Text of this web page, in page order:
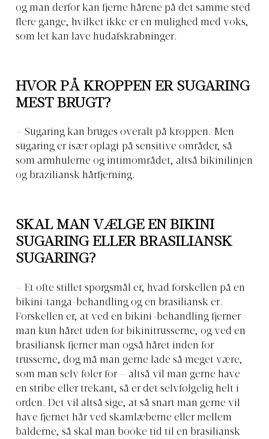
og man derfor kan fjerne hårene på det samme sted
flere gange, hvilket ikke er en mulighed med voks,
som let kan lave hudafskrabninger.
HVOR PÅ KROPPEN ER SUGARING
MEST BRUGT?
– Sugaring kan bruges overalt på kroppen. Men
sugaring er især oplagt på sensitive områder, så
som armhulerne og intimområdet, altså bikinilinjen
og braziliansk hårfjerning.
SKAL MAN VÆLGE EN BIKINI
SUGARING ELLER BRASILIANSK
SUGARING?
– Et ofte stillet spørgsmål er, hvad forskellen på en
bikini/tanga-behandling og en brasiliansk er.
Forskellen er, at ved en bikini-behandling fjerner
man kun håret uden for bikinitrusserne, og ved en
brasiliansk fjerner man også håret inden for
trusserne, dog må man gerne lade så meget være,
som man selv føler for – altså vil man gerne have
en stribe eller trekant, så er det selvfølgelig helt i
orden. Det vil altså sige, at så snart man gerne vil
have fjernet hår ved skamlæberne eller mellem
balderne, så skal man booke tid til en brasiliansk